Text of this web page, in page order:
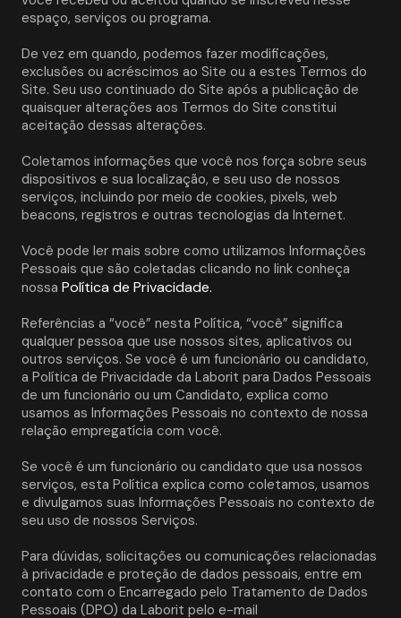
espaço, serviços ou programa.
De vez em quando, podemos fazer modificações,
exclusões ou acréscimos ao Site ou a estes Termos do
Site. Seu uso continuado do Site após a publicação de
quaisquer alterações aos Termos do Site constitui
aceitação dessas alterações.
Coletamos informações que você nos força sobre seus
dispositivos e sua localização, e seu uso de nossos
serviços, incluindo por meio de cookies, pixels, web
beacons, registros e outras tecnologias da Internet.
Você pode ler mais sobre como utilizamos Informações
Pessoais que são coletadas clicando no link conheça
nossa Política de Privacidade.
Referências a “você” nesta Política, “você” significa
qualquer pessoa que use nossos sites, aplicativos ou
outros serviços. Se você é um funcionário ou candidato,
a Política de Privacidade da Laborit para Dados Pessoais
de um funcionário ou um Candidato, explica como
usamos as Informações Pessoais no contexto de nossa
relação empregatícia com você.
Se você é um funcionário ou candidato que usa nossos
serviços, esta Política explica como coletamos, usamos
e divulgamos suas Informações Pessoais no contexto de
seu uso de nossos Serviços.
Para dúvidas, solicitações ou comunicações relacionadas
à privacidade e proteção de dados pessoais, entre em
contato com o Encarregado pelo Tratamento de Dados
Pessoais (DPO) da Laborit pelo e-mail